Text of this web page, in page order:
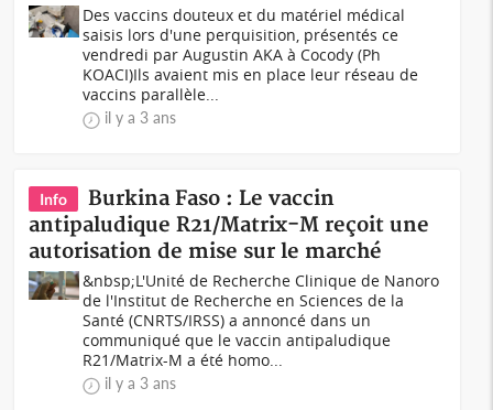
Des vaccins douteux et du matériel médical
saisis lors d'une perquisition, présentés ce
vendredi par Augustin AKA à Cocody (Ph
KOACI)Ils avaient mis en place leur réseau de
vaccins parallèle...
il y a 3 ans
Info
Burkina Faso : Le vaccin
antipaludique R21/Matrix-M reçoit une
autorisation de mise sur le marché
&nbsp;L'Unité de Recherche Clinique de Nanoro
de l'Institut de Recherche en Sciences de la
Santé (CNRTS/IRSS) a annoncé dans un
communiqué que le vaccin antipaludique
R21/Matrix-M a été homo...
il y a 3 ans